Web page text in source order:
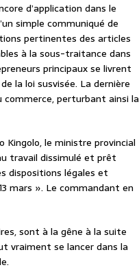
d’application dans le
simple communiqué de
pertinentes des articles
à la sous-traitance dans
principaux se livrent
la loi susvisée. La dernière
perturbant ainsi la
Kingolo, le ministre provincial
travail dissimulé et prêt
dispositions légales et
mars ». Le commandant en
sont à la gêne à la suite
vraiment se lancer dans la